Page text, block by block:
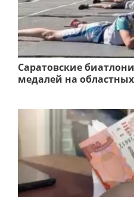
Саратовские
медалей на